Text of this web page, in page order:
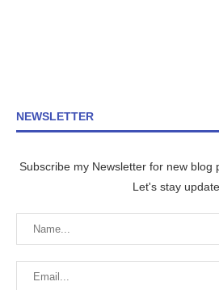
NEWSLETTER
Subscribe my Newsletter for new blog
Let's stay